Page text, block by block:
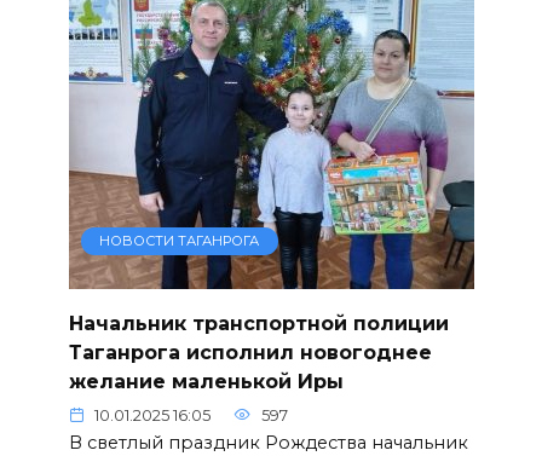
НОВОСТИ ТАГАНРОГА
Начальник транспортной полиции
Таганрога исполнил новогоднее
желание маленькой Иры
10.01.2025 16:05 597
В светлый праздник Рождества начальник